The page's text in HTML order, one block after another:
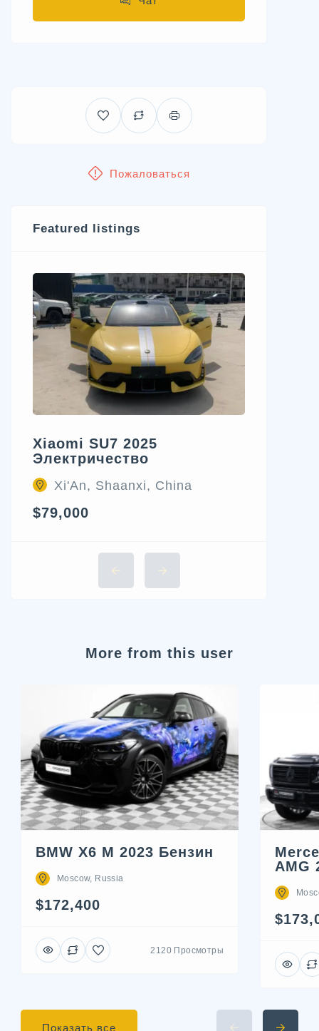
Пожаловаться
Featured listings
Xiaomi SU7 2025
Электричество
Xi'An, Shaanxi, China
$79,000
More from this user
BMW X6 M 2023 Бензин
Moscow, Russia
$172,400
2120 Просмотры
AMG
Показать все